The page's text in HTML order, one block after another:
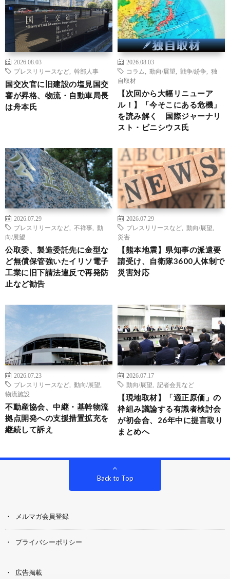
2026.08.03
プレスリリースなど
幹部人事
国交次官に旧建設の塩見国交
審が昇格、物流・自動車局長
は舟本氏
2026.08.03
コラム
動向/展望 戦争/紛争
独
自取材
【次回から大幅リニューア
ル！】「今そこにある危機」
を読み解く 国際ジャーナリ
スト・ビニシウス氏
2026.07.29
プレスリリースなど
不祥事
動
向/展望
公取委、製造委託先に金型な
ど無償保管強いたイリソ電子
工業に旧下請法違反で再発防
止など勧告
2026.07.29
プレスリリースなど
動向/展望
災害
【熊本地震】県知事の派遣要
請受け、自衛隊3600人体制で
災害対応
2026.07.23
プレスリリースなど
動向/展望
物流施設
不動産協会、中継・基幹物流
拠点開発への支援措置拡充を
継続して訴え
2026.07.17
動向/展望
記者会見など
【現地取材】「適正原価」の
枠組み議論する有識者検討会
が初会合、26年中に提言取り
まとめへ
Back to Top
メルマガ会員登録
プライバシーポリシー
広告掲載